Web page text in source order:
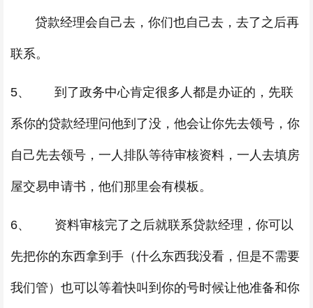
贷款经理会自己去，你们也自己去，去了之后再
联系。
5、 到了政务中心肯定很多人都是办证的，先联
系你的贷款经理问他到了没，他会让你先去领号，你
自己先去领号，一人排队等待审核资料，一人去填房
屋交易申请书，他们那里会有模板。
6、 资料审核完了之后就联系贷款经理，你可以
先把你的东西拿到手（什么东西我没看，但是不需要
我们管）也可以等着快叫到你的号时候让他准备和你